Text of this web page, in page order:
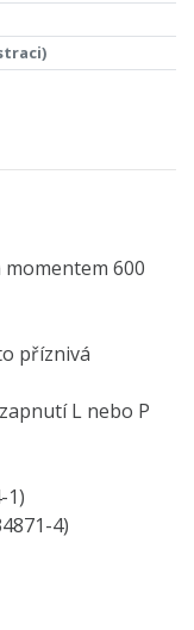
600
příznivá
L nebo P
1)
4)